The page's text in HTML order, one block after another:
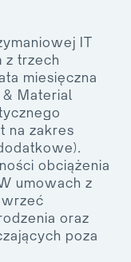
IT
z trzech
miesięczna
& Material
na zakres
obciążenia
umowach z
oraz
poza